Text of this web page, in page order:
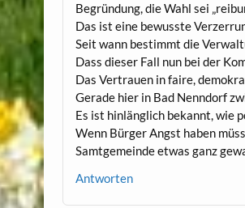
Begründung, die Wahl sei
Das ist eine bewusste
Seit wann bestimmt die
Dass dieser Fall nun bei der
Das Vertrauen in faire,
Gerade hier in Bad Nenndorf
Es ist hinlänglich bekannt, wie
Wenn Bürger Angst haben
Samtgemeinde etwas ganz
Antworten